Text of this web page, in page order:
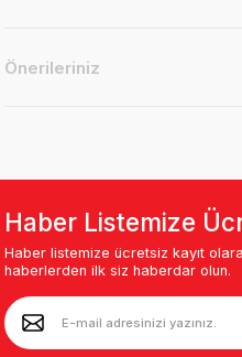
Önerileriniz
Haber Listemize
Haber listemize ücretsiz kayıt
haberlerden ilk siz haberdar olun.